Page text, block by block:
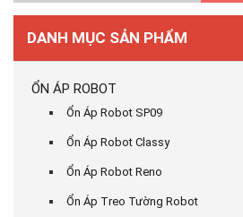
DANH MỤC SẢN PHẨM
ỔN ÁP ROBOT
Ổn Áp Robot SP09
Ổn Áp Robot Classy
Ổn Áp Robot Reno
Ổn Áp Treo Tường Robot